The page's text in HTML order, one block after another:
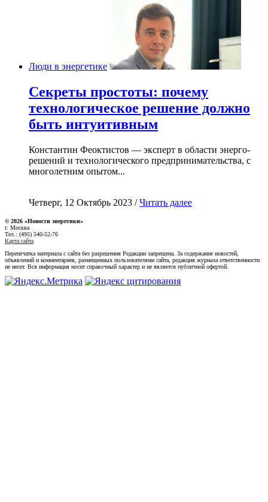
Люди в энергетике
Секреты простоты: почему
технологическое решение должно
быть интуитивным
Константин Феоктистов — эксперт в области энерго-
решений и технологического предпринимательства, с
многолетним опытом...
Четверг, 12 Октябрь 2023 /Читать далее
© 2026 «Новости энеретики»
г. Москва
Тел.: (495) 540-52-76
Карта сайта
Перепечатка материала с сайта без разрешения Редакции запрещена. За содержание новостей,
объявлений и комментариев, размещенных пользователями сайта, редакция журнала ответственности
не несет. Вся информация носит справочный характер и не является публичной офертой.